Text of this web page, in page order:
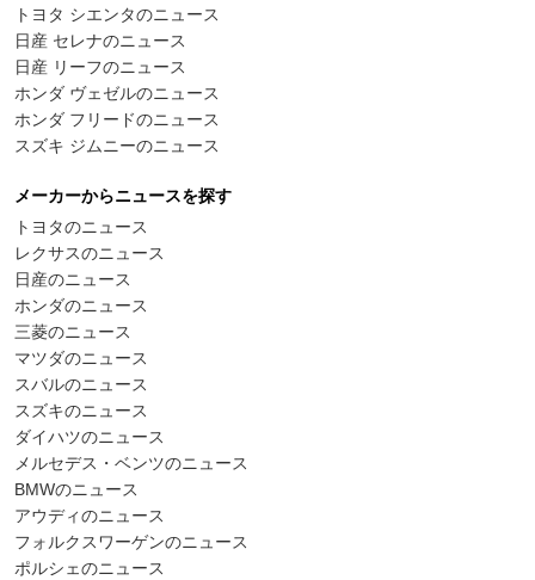
トヨタ シエンタのニュース
日産 セレナのニュース
日産 リーフのニュース
ホンダ ヴェゼルのニュース
ホンダ フリードのニュース
スズキ ジムニーのニュース
メーカーからニュースを探す
トヨタのニュース
レクサスのニュース
日産のニュース
ホンダのニュース
三菱のニュース
マツダのニュース
スバルのニュース
スズキのニュース
ダイハツのニュース
メルセデス・ベンツのニュース
BMWのニュース
アウディのニュース
フォルクスワーゲンのニュース
ポルシェのニュース